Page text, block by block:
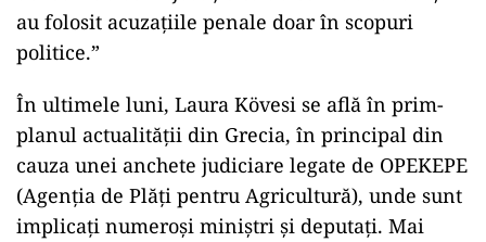
au folosit acuzațiile penale doar în scopuri
politice.”
În ultimele luni, Laura Kövesi se află în prim-
planul actualității din Grecia, în principal din
cauza unei anchete judiciare legate de OPEKEPE
(Agenția de Plăți pentru Agricultură), unde sunt
implicați numeroși miniștri și deputați. Mai